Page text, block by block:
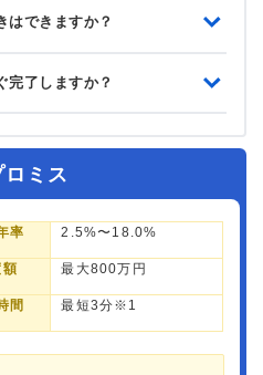
はできますか？
完了しますか？
ロミス
率 2.5%〜18.0%
額 最大800万円
間 最短3分※1